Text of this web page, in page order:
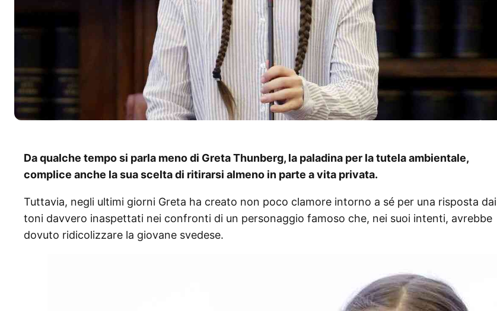
Da qualche tempo si parla meno di Greta Thunberg, la paladina per la tutela ambientale,
complice anche la sua scelta di ritirarsi almeno in parte a vita privata.
Tuttavia, negli ultimi giorni Greta ha creato non poco clamore intorno a sé per una risposta dai
toni davvero inaspettati nei confronti di un personaggio famoso che, nei suoi intenti, avrebbe
dovuto ridicolizzare la giovane svedese.